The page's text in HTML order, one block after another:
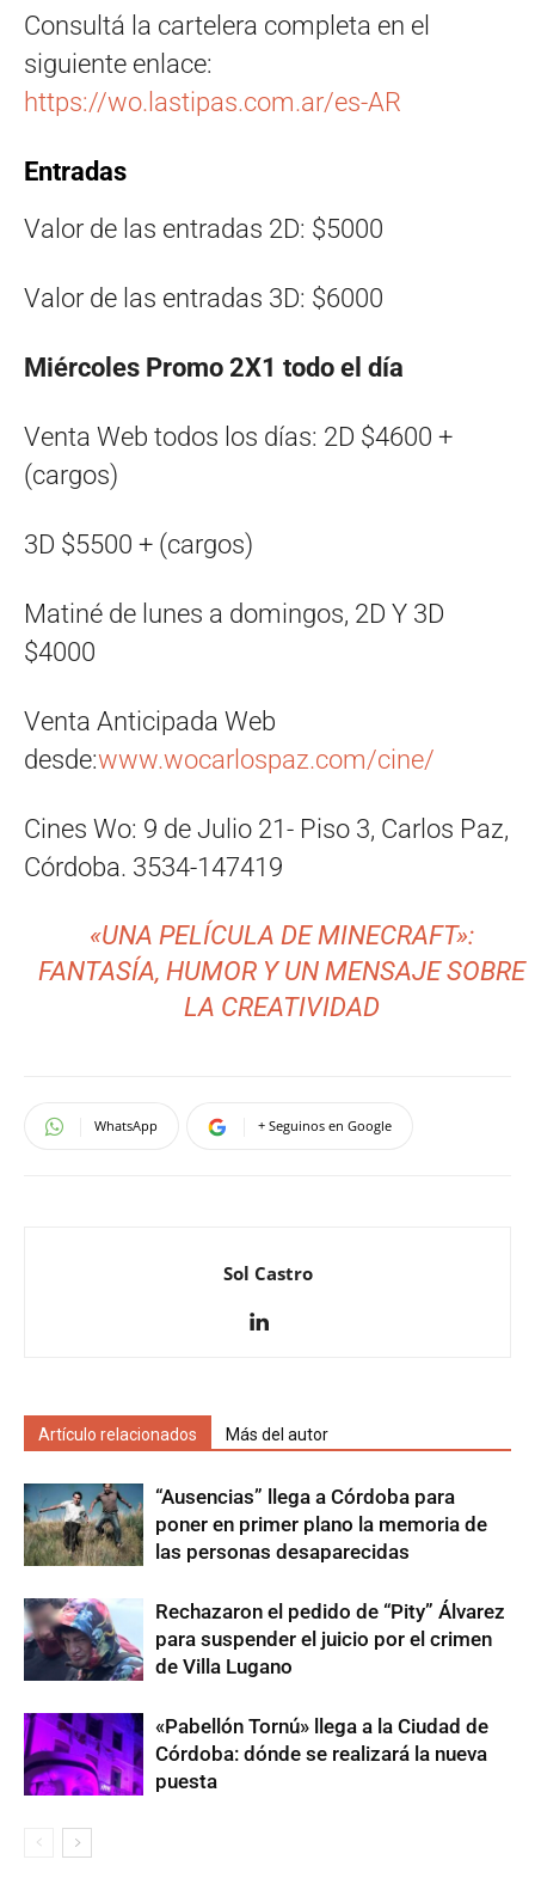
Consultá la cartelera completa en el
siguiente enlace:
https://wo.lastipas.com.ar/es-AR
Entradas
Va lor de las entradas 2D: $5000
Valor de las entradas 3D: $6000
Miércoles Promo 2X1 todo el día
Venta Web todos los días: 2D $4600 +
(cargos)
3D $5500 + (cargos)
Matiné de lunes a domingos, 2D Y 3D
$4000
Venta Anticipada Web
desde:www.wocarlospaz.com/cine/
Cines Wo: 9 de Julio 21- Piso 3, Carlos Paz,
Córdoba. 3534-147419
«UNA PELÍCULA DE MINECRAFT»:
FANTASÍA, HUMOR Y UN MENSAJE SOBRE
LA CREATIVIDAD
WhatsApp + Seguinos en Google
Sol Castro
Artículo relacionados Más del autor
“Ausencias” llega a Córdoba para
poner en primer plano la memoria de
las personas desaparecidas
Rechazaron el pedido de “Pity” Álvarez
para suspender el juicio por el crimen
de Villa Lugano
«Pabellón Tornú» llega a la Ciudad de
Córdoba: dónde se realizará la nueva
puesta